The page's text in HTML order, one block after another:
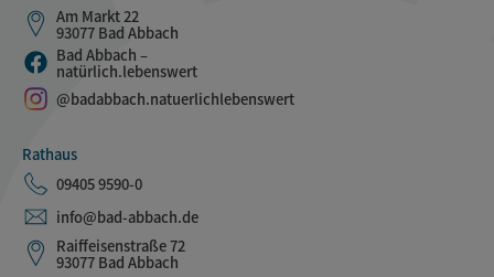
Am Markt 22
93077 Bad Abbach
Bad Abbach –
natürlich.lebenswert
@badabbach.natuerlichlebenswert
Rathaus
09405 9590-0
info@bad-abbach.de
Raiffeisenstraße 72
93077 Bad Abbach